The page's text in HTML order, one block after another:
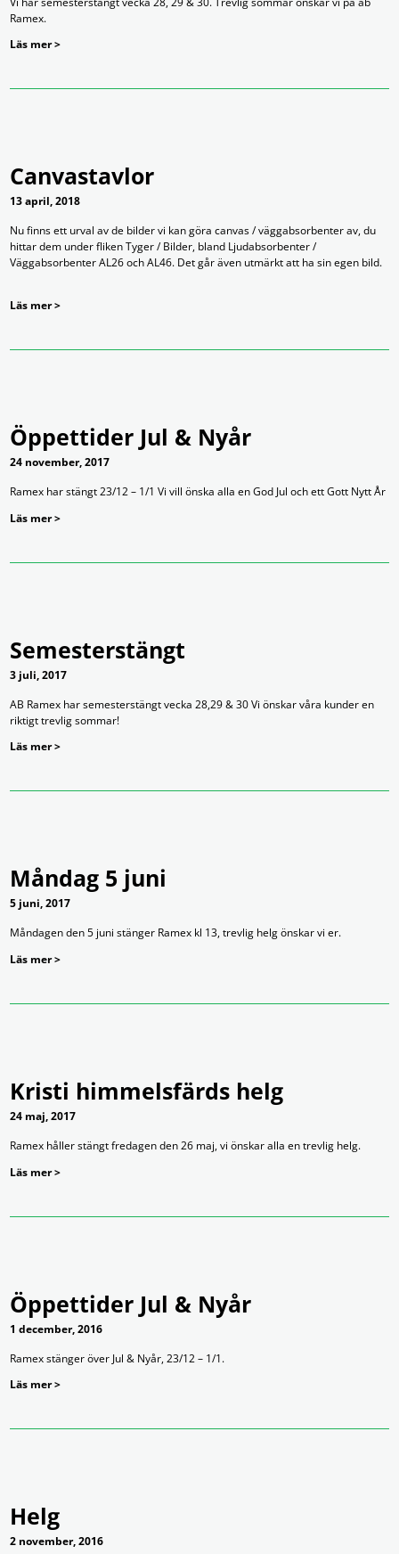
Ramex.
Läs mer >
Canvastavlor
13 april, 2018
Nu finns ett urval av de bilder vi kan göra canvas / väggabsorbenter av, du
hittar dem under fliken Tyger / Bilder, bland Ljudabsorbenter /
Väggabsorbenter AL26 och AL46. Det går även utmärkt att ha sin egen bild.
Läs mer >
Öppettider Jul & Nyår
24 november, 2017
Ramex har stängt 23/12 – 1/1 Vi vill önska alla en God Jul och ett Gott Nytt År
Läs mer >
Semesterstängt
3 juli, 2017
AB Ramex har semesterstängt vecka 28,29 & 30 Vi önskar våra kunder en
riktigt trevlig sommar!
Läs mer >
Måndag 5 juni
5 juni, 2017
Måndagen den 5 juni stänger Ramex kl 13, trevlig helg önskar vi er.
Läs mer >
Kristi himmelsfärds helg
24 maj, 2017
Ramex håller stängt fredagen den 26 maj, vi önskar alla en trevlig helg.
Läs mer >
Öppettider Jul & Nyår
1 december, 2016
Ramex stänger över Jul & Nyår, 23/12 – 1/1.
Läs mer >
Helg
2 november, 2016